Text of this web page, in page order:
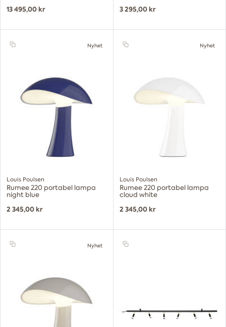
13 495,00 kr 3 295,00 kr
Nyhet
Louis Poulsen
Rumee 220 portabel lampa
night blue
2 345,00 kr
Nyhet
Louis Poulsen
Rumee 220 portabel lampa
cloud white
2 345,00 kr
Nyhet